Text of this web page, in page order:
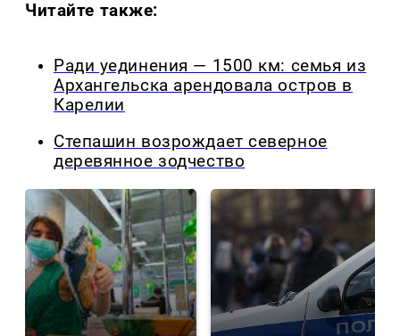
Читайте также:
Ради уединения — 1500 км: семья из
Архангельска арендовала остров в
Карелии
Степашин возрождает северное
деревянное зодчество